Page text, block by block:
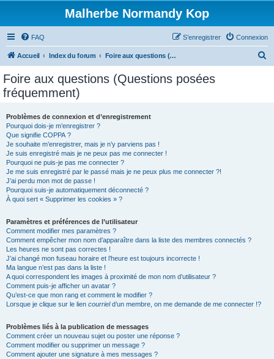
Malherbe Normandy Kop
FAQ Connexion
S’enregistrer
Accueil Index du forum Foire aux questions (Questions posées fréquemment)
Foire aux questions (Questions posées
fréquemment)
Problèmes de connexion et d’enregistrement
Pourquoi dois-je m’enregistrer ?
Que signifie COPPA ?
Je souhaite m’enregistrer, mais je n’y parviens pas !
Je suis enregistré mais je ne peux pas me connecter !
Pourquoi ne puis-je pas me connecter ?
Je me suis enregistré par le passé mais je ne peux plus me connecter ?!
J’ai perdu mon mot de passe !
Pourquoi suis-je automatiquement déconnecté ?
À quoi sert « Supprimer les cookies » ?
Paramètres et préférences de l’utilisateur
Comment modifier mes paramètres ?
Comment empêcher mon nom d’apparaître dans la liste des membres connectés ?
Les heures ne sont pas correctes !
J’ai changé mon fuseau horaire et l’heure est toujours incorrecte !
Ma langue n’est pas dans la liste !
A quoi correspondent les images à proximité de mon nom d’utilisateur ?
Comment puis-je afficher un avatar ?
Qu’est-ce que mon rang et comment le modifier ?
Lorsque je clique sur le lien courrield’un membre, on me demande de me connecter !?
Problèmes liés à la publication de messages
Comment créer un nouveau sujet ou poster une réponse ?
Comment modifier ou supprimer un message ?
Comment ajouter une signature à mes messages ?